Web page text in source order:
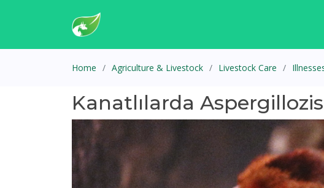
Home Agriculture & Livestock Livestock Care
Kanatlılarda Aspergillozis